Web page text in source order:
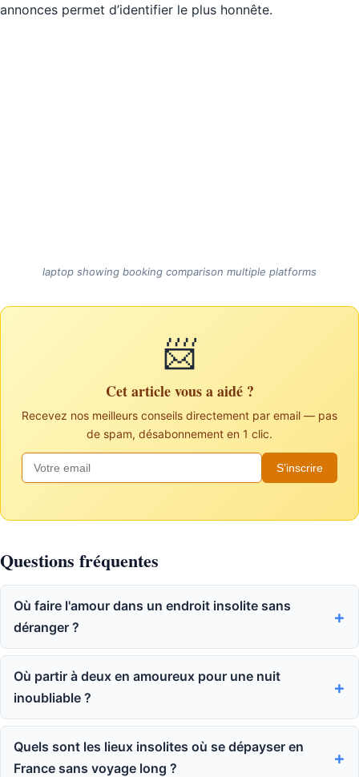
annonces permet d’identifier le plus honnête.
laptop showing booking comparison multiple platforms
📨
Cet article vous a aidé ?
Recevez nos meilleurs conseils directement par email — pas
de spam, désabonnement en 1 clic.
S’inscrire
Questions fréquentes
Où faire l'amour dans un endroit insolite sans
déranger ?
Où partir à deux en amoureux pour une nuit
inoubliable ?
Quels sont les lieux insolites où se dépayser en
France sans voyage long ?